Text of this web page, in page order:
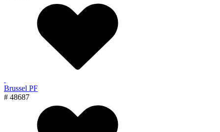
Brussel PF
# 48687